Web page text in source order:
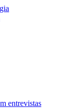
entrevistas